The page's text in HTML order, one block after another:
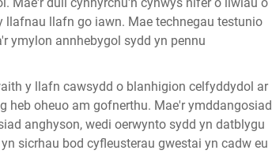
llafn go iawn. Mae technegau testunio
ymylon annhebygol sydd yn pennu
y llafn cawsydd o blanhigion celfyddydol ar
heb oheuo am gofnerthu. Mae'r ymddangosiad
anghyson, wedi oerwynto sydd yn datblygu
sicrhau bod cyfleusterau gwestai yn cadw eu